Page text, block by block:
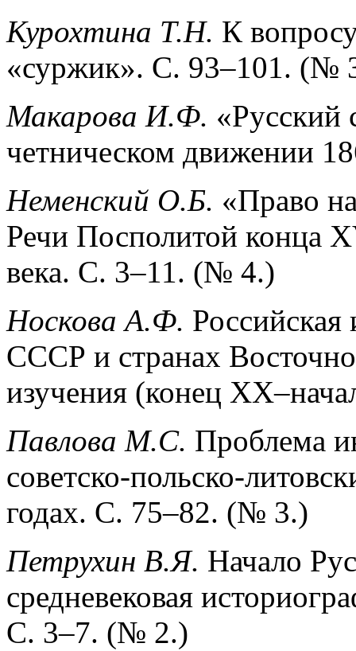
Курохтина Т.Н. К
«суржик». С. 93–101. (№
Макарова И.Ф. «Русский
четническом движении
Неменский О.Б. «Право
Речи Посполитой конца
века. С. 3–11. (№ 4.)
Носкова А.Ф. Российская
СССР и странах
изучения (конец
Павлова М.С. Проблема
советско-польско-
годах. С. 75–82. (№ 3.)
Петрухин В.Я. Начало
средневековая
С. 3–7. (№ 2.)